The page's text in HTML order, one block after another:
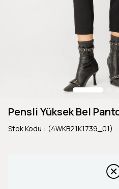
Pensli Yüksek Bel
Stok Kodu (4WKB21K1739_01)